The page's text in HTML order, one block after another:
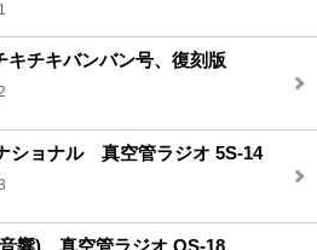
1
キチキバンバン号、復刻版
ショナル 真空管ラジオ 5S-14
響)、真空管ラジオ OS-18